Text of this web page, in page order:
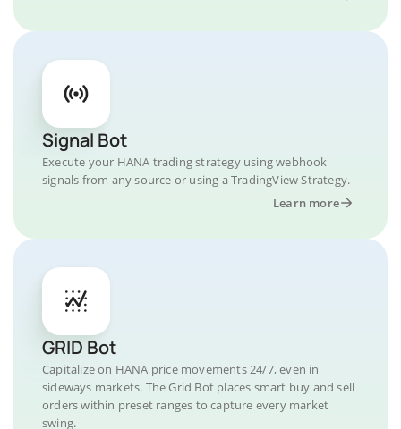
Signal Bot
Execute your HANA trading strategy using webhook
signals from any source or using a TradingView Strategy.
Learn more
GRID Bot
Capitalize on HANA price movements 24/7, even in
sideways markets. The Grid Bot places smart buy and sell
orders within preset ranges to capture every market
swing.